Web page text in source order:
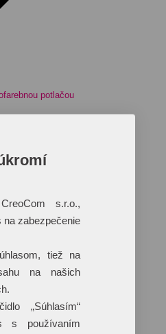
s.r.o.,
zabezpečenie
tiež na
na našich
„Súhlasím“
s používaním